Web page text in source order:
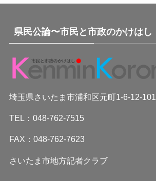
県民公論〜市民と市政のかけはし
埼玉県さいたま市浦和区元町1-6-12-101
TEL：048-762-7515
FAX：048-762-7623
さいたま市地方記者クラブ